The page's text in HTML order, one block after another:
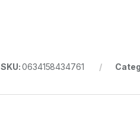
SKU:0634158434761